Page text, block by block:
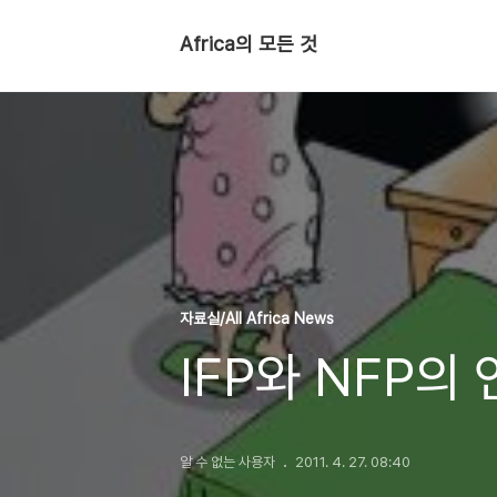
Africa의 모든 것
자료실/All Africa News
IFP와 NFP의
알 수 없는 사용자 2011. 4. 27. 08:40